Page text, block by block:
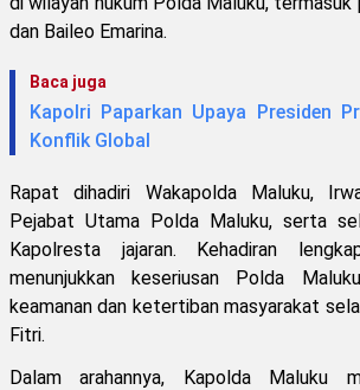
dan Baileo Emarina.
Baca juga
Kapolri Paparkan Upaya Presiden
Konflik Global
Rapat dihadiri Wakapolda Maluku,
Pejabat Utama Polda Maluku, serta
Kapolresta jajaran. Kehadiran
menunjukkan keseriusan Polda
keamanan dan ketertiban masyarakat
Fitri.
Dalam arahannya, Kapolda Maluku